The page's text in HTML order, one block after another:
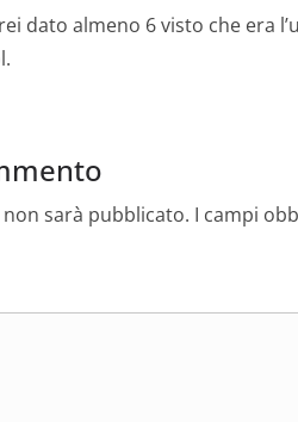
dato almeno 6 visto che era
sarà pubblicato. I campi